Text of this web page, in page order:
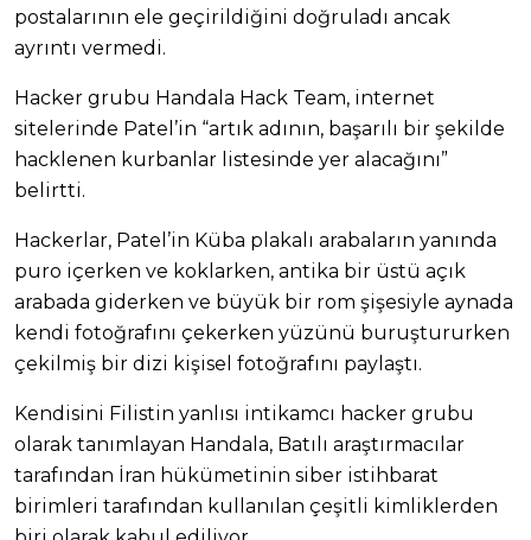
postalarının ele geçirildiğini doğruladı ancak
ayrıntı vermedi.
Hacker grubu Handala Hack Team, internet
sitelerinde Patel’in “artık adının, başarılı bir şekilde
hacklenen kurbanlar listesinde yer alacağını”
belirtti.
Hackerlar, Patel’in Küba plakalı arabaların yanında
puro içerken ve koklarken, antika bir üstü açık
arabada giderken ve büyük bir rom şişesiyle aynada
kendi fotoğrafını çekerken yüzünü buruştururken
çekilmiş bir dizi kişisel fotoğrafını paylaştı.
Kendisini Filistin yanlısı intikamcı hacker grubu
olarak tanımlayan Handala, Batılı araştırmacılar
tarafından İran hükümetinin siber istihbarat
birimleri tarafından kullanılan çeşitli kimliklerden